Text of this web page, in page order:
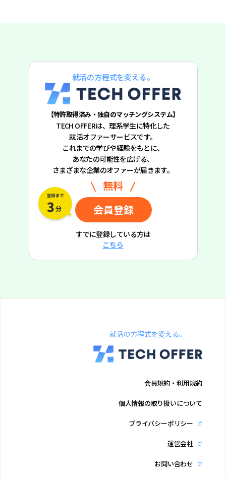
就活の方程式を変える。
【特許取得済み・独自のマッチングシステム】
TECH OFFERは、理系学生に特化した
就活オファーサービスです。
これまでの学びや経験をもとに、
あなたの可能性を広げる、
さまざまな企業のオファーが届きます。
無料
会員登録
すでに登録している方は
こちら
就活の方程式を変える。
会員規約・利用規約
個人情報の取り扱いについて
プライバシーポリシー
運営会社
お問い合わせ